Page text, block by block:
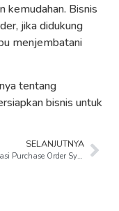
kemudahan. Bisnis
jika didukung
menjembatani
tentang
bisnis untuk
SELANJUTNYA
Rekomendasi Purchase Order Systems di Indonesia!